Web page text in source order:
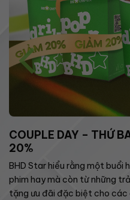
COUPLE DAY – THỨ
20%
BHD Star hiểu rằng một buổi
phim hay mà còn từ những
tặng ưu đãi đặc biệt cho